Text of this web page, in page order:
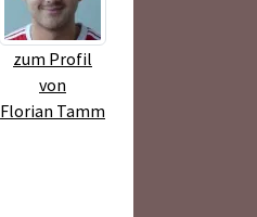
zum Profil
von
Florian Tamm